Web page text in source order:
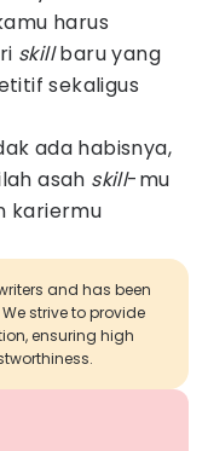
harus
skillbaru yang
sekaligus
ada habisnya,
asah skill-mu
kariermu
and has been
strive to provide
ensuring high